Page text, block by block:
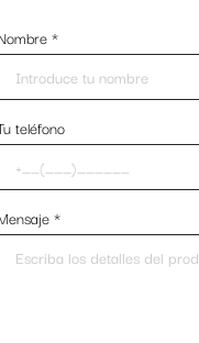
*
teléfono
*